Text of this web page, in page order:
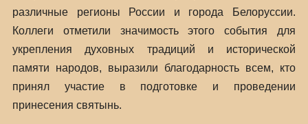
различные регионы России и города Белоруссии.
Коллеги отметили значимость этого события для
укрепления духовных традиций и исторической
памяти народов, выразили благодарность всем, кто
принял участие в подготовке и проведении
принесения святынь.